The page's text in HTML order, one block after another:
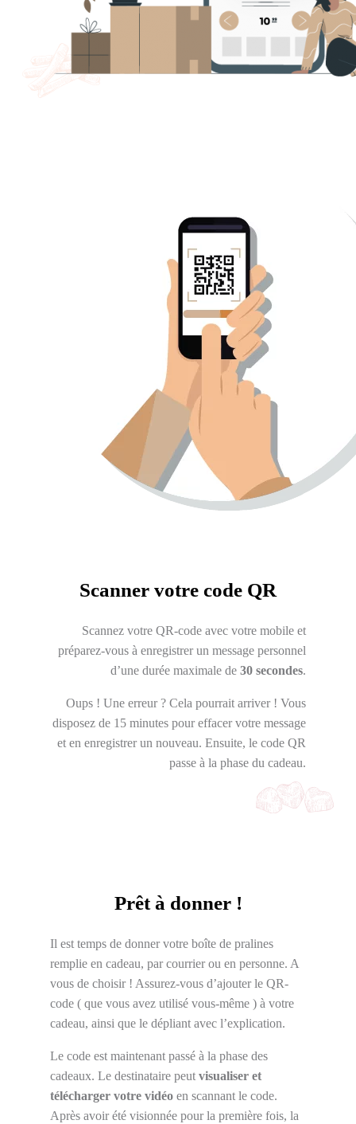
Scanner votre code QR
Scannez votre QR-code avec votre mobile et
préparez-vous à enregistrer un message personnel
d’une durée maximale de 30 secondes.
Oups ! Une erreur ? Cela pourrait arriver ! Vous
disposez de 15 minutes pour effacer votre message
et en enregistrer un nouveau. Ensuite, le code QR
passe à la phase du cadeau.
Prêt à donner !
Il est temps de donner votre boîte de pralines
remplie en cadeau, par courrier ou en personne. A
vous de choisir ! Assurez-vous d’ajouter le QR-
code ( que vous avez utilisé vous-même ) à votre
cadeau, ainsi que le dépliant avec l’explication.
Le code est maintenant passé à la phase des
cadeaux. Le destinataire peut visualiser et
télécharger votre vidéo en scannant le code.
Après avoir été visionnée pour la première fois, la